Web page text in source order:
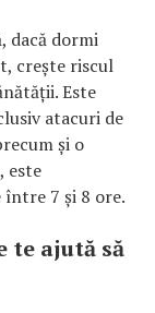
dacă dormi
crește riscul
Este
atacuri de
și o
este
7 și 8 ore.
te ajută să